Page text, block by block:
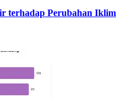
industri telah distandarisasi
dilakukan secara akurat.
Pimpin Prospek